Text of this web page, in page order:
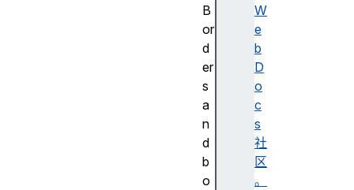
W
e
b
D
o
c
s
社
区
。
B
or
d
er
s
a
n
d
b
o